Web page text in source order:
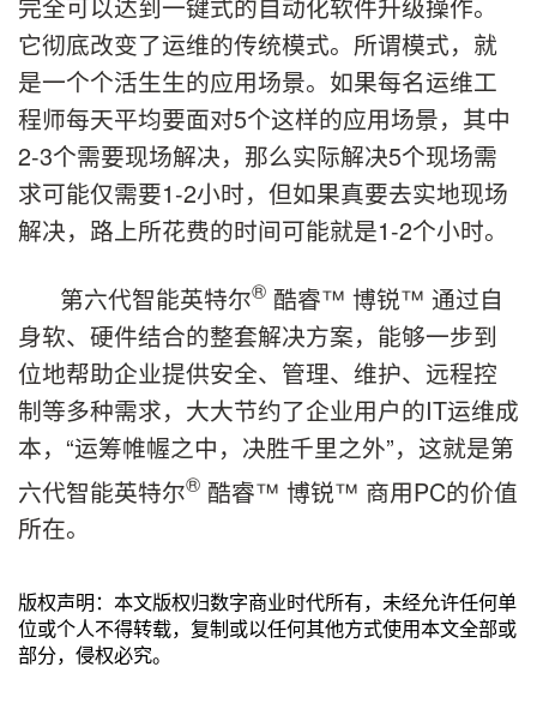
完全可以达到一键式的自动化软件升级操作。
它彻底改变了运维的传统模式。所谓模式，就
是一个个活生生的应用场景。如果每名运维工
程师每天平均要面对5个这样的应用场景，其中
2-3个需要现场解决，那么实际解决5个现场需
求可能仅需要1-2小时，但如果真要去实地现场
解决，路上所花费的时间可能就是1-2个小时。
第六代智能英特尔® 酷睿™ 博锐™ 通过自
身软、硬件结合的整套解决方案，能够一步到
位地帮助企业提供安全、管理、维护、远程控
制等多种需求，大大节约了企业用户的IT运维成
本，“运筹帷幄之中，决胜千里之外”，这就是第
六代智能英特尔® 酷睿™ 博锐™ 商用PC的价值
所在。
版权声明：本文版权归数字商业时代所有，未经允许任何单
位或个人不得转载，复制或以任何其他方式使用本文全部或
部分，侵权必究。